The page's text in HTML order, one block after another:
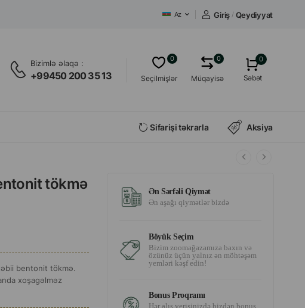
Az Giriş / Qeydiyyat
Bizimlə əlaqə :
+99450 200 35 13 Seçilmişlər
0
Müqayisə
0 0
Səbət
Sifarişi təkrarla Aksiya
tökmə
bentonit tökmə.
xoşagəlməz
Ən Sərfəli Qiymət
Ən aşağı qiymətlər bizdə
Böyük Seçim
Bizim zoomağazamıza baxın və
özünüz üçün yalnız ən möhtəşəm
yemləri kəşf edin!
Bonus Proqramı
Hər alış verişinizdə bizdən bonus